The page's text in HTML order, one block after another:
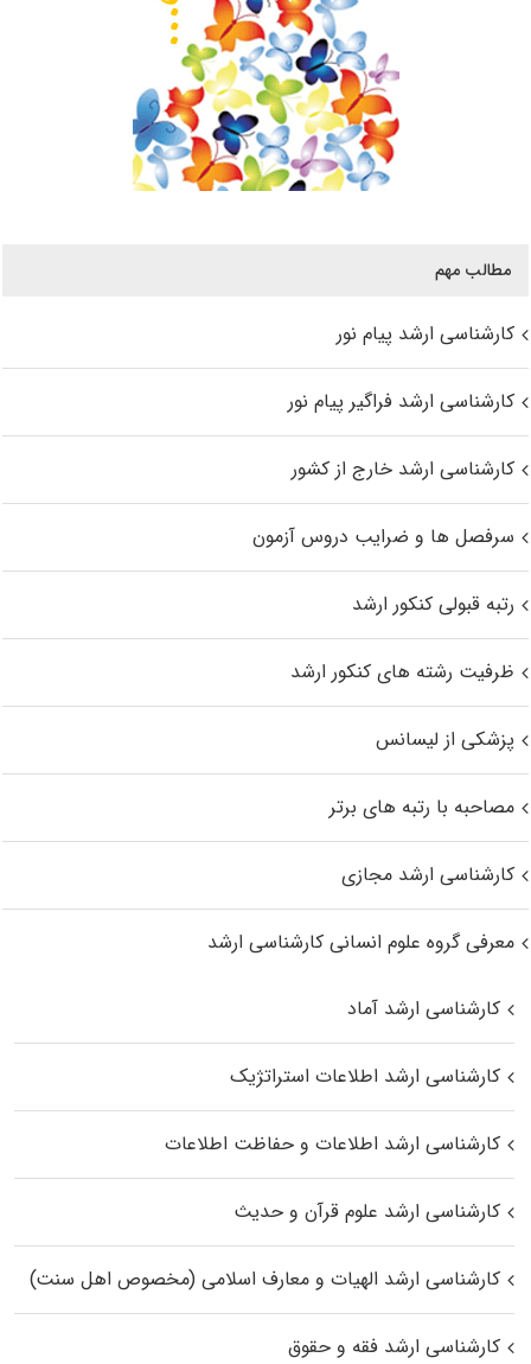
مطالب مهم
کارشناسی ارشد پیام نور
کارشناسی ارشد فراگیر پیام نور
کارشناسی ارشد خارج از کشور
سرفصل ها و ضرایب دروس آزمون
رتبه قبولی کنکور ارشد
ظرفیت رشته های کنکور ارشد
پزشکی از لیسانس
مصاحبه با رتبه های برتر
کارشناسی ارشد مجازی
معرفی گروه علوم انسانی کارشناسی ارشد
کارشناسی ارشد آماد
کارشناسی ارشد اطلاعات استراتژیک
کارشناسی ارشد اطلاعات و حفاظت اطلاعات
کارشناسی ارشد علوم قرآن و حدیث
کارشناسی ارشد الهیات و معارف اسلامی (مخصوص اهل سنت)
کارشناسی ارشد فقه و حقوق